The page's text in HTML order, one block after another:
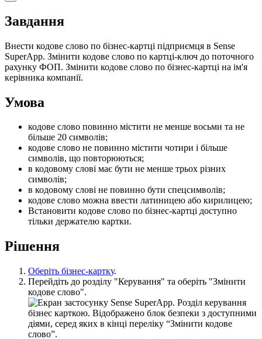
Завдання
Внести кодове слово по бізнес-картці підприємця в Sense
SuperApp. Змінити кодове слово по картці-ключ до поточного
рахунку ФОП. Змінити кодове слово по бізнес-картці на ім'я
керівника компанії.
Умова
кодове слово повинно містити не менше восьми та не
більше 20 символів;
кодове слово не повинно містити чотири і більше
символів, що повторюються;
в кодовому слові має бути не менше трьох різних
символів;
в кодовому слові не повинно бути спецсимволів;
кодове слово можна ввести латиницею або кирилицею;
Встановити кодове слово по бізнес-картці доступно
тільки держателю картки.
Рішення
Оберіть бізнес-картку.
Перейдіть до розділу "Керування" та оберіть "Змінити
кодове слово".